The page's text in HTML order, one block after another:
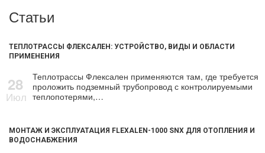
Статьи
ТЕПЛОТРАССЫ ФЛЕКСАЛЕН: УСТРОЙСТВО, ВИДЫ И ОБЛАСТИ
ПРИМЕНЕНИЯ
28
Июл
Теплотрассы Флексален применяются там, где требуется
проложить подземный трубопровод с контролируемыми
теплопотерями,…
МОНТАЖ И ЭКСПЛУАТАЦИЯ FLEXALEN-1000 SNX ДЛЯ ОТОПЛЕНИЯ И
ВОДОСНАБЖЕНИЯ